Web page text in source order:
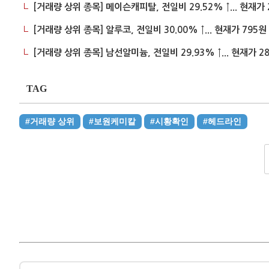
[거래량 상위 종목] 메이슨캐피탈, 전일비 29.52% ↑... 현재가
[거래량 상위 종목] 알루코, 전일비 30.00% ↑... 현재가 795원
[거래량 상위 종목] 남선알미늄, 전일비 29.93% ↑... 현재가
TAG
#거래량 상위 #보원케미칼 #시황확인 #헤드라인